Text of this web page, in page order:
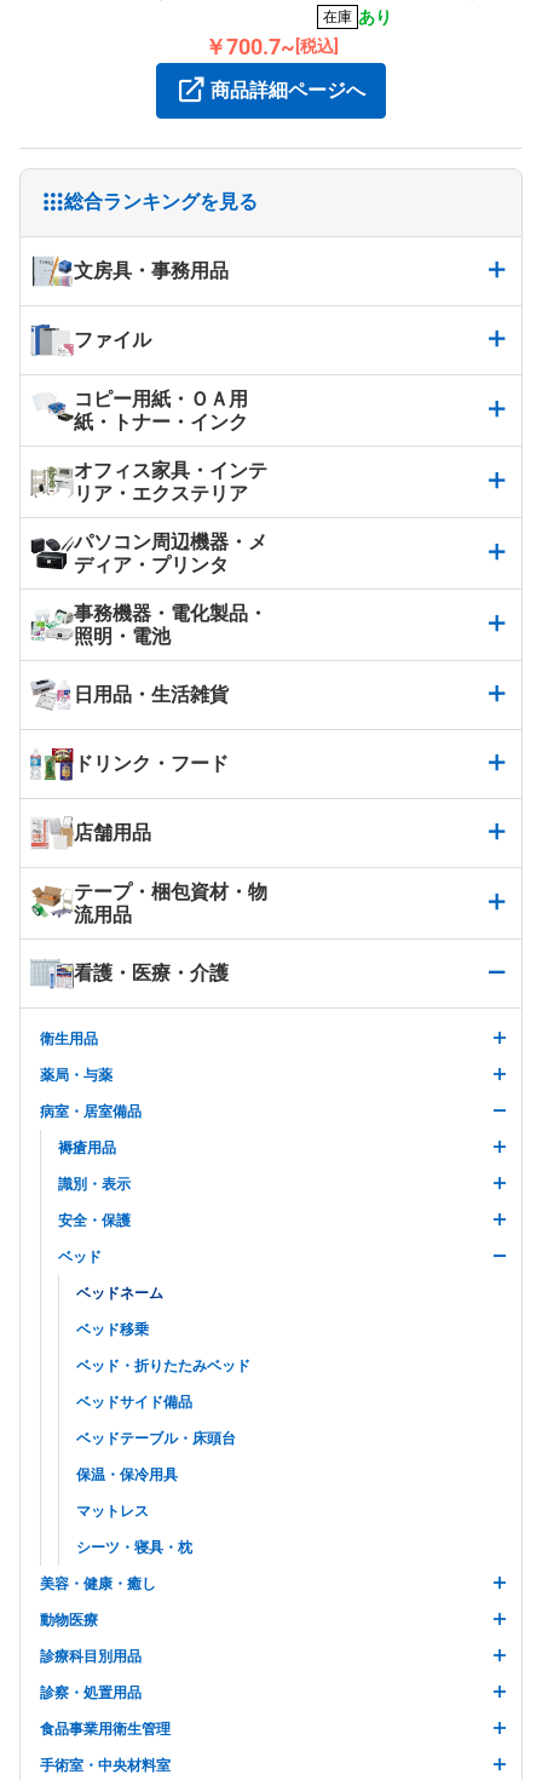
総合ランキングを見る
文房具・事務用品
ファイル
コピー用紙・ＯＡ用
紙・トナー・インク
オフィス家具・インテ
リア・エクステリア
パソコン周辺機器・メ
ディア・プリンタ
事務機器・電化製品・
照明・電池
日用品・生活雑貨
ドリンク・フード
店舗用品
テープ・梱包資材・物
流用品
看護・医療・介護
衛生用品
薬局・与薬
病室・居室備品
褥瘡用品
識別・表示
安全・保護
ベッド
ベッドネーム
ベッド移乗
ベッド・折りたたみベッド
ベッドサイド備品
ベッドテーブル・床頭台
保温・保冷用具
マットレス
シーツ・寝具・枕
美容・健康・癒し
動物医療
診療科目別用品
診察・処置用品
食品事業用衛生管理
手術室・中央材料室
在庫 あり
￥700.7~ [税込]
商品詳細ページへ